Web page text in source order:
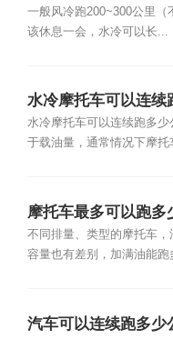
里？
一般风冷跑200~300公里（
该休息一会，水冷可以长...
水冷摩托车可以连续
水冷摩托车可以连续跑多
于载油量，通常情况下摩托
摩托车最多可以跑多
不同排量、类型的摩托车
容量也有差别，加满油能跑
汽车可以连续跑多少